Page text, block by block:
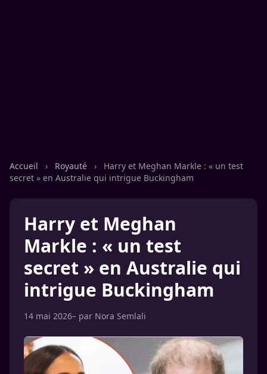
Accueil › Royauté ›
Harry et Meghan Markle : « un test
secret » en Australie qui intrigue Buckingham
Harry et Meghan
Markle : « un test
secret » en Australie qui
intrigue Buckingham
14 mai 2026– par Nora Semlali